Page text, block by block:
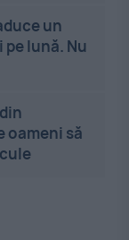
un
pe lună. Nu
oameni să